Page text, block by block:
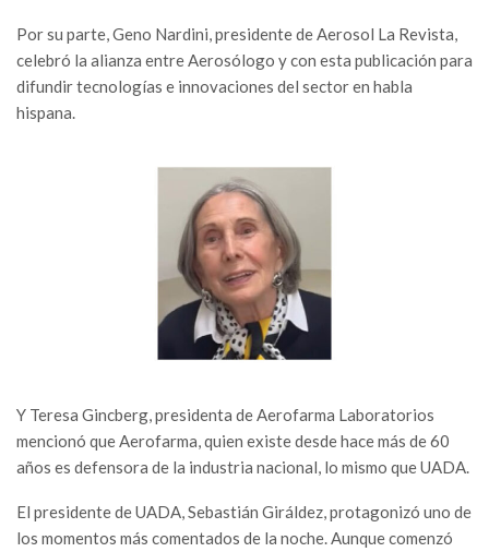
Por su parte, Geno Nardini, presidente de Aerosol La Revista,
celebró la alianza entre Aerosólogo y con esta publicación para
difundir tecnologías e innovaciones del sector en habla
hispana.
Y Teresa Gincberg, presidenta de Aerofarma Laboratorios
mencionó que Aerofarma, quien existe desde hace más de 60
años es defensora de la industria nacional, lo mismo que UADA.
El presidente de UADA, Sebastián Giráldez, protagonizó uno de
los momentos más comentados de la noche. Aunque comenzó